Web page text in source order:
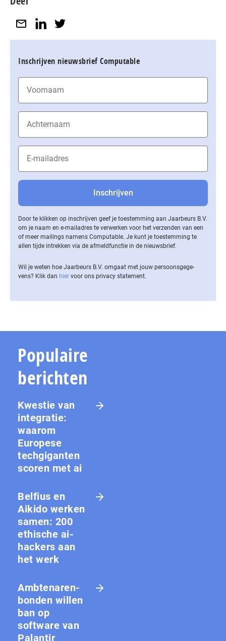
Inschrijven nieuwsbrief Computable
Door te klikken op inschrijven geef je toestemming aan Jaarbeurs B.V.
om je naam en e-mailadres te verwerken voor het verzenden van een
of meer mailings namens Computable. Je kunt je toestemming te
allen tijde intrekken via de af­meld­func­tie in de nieuwsbrief.
Wil je weten hoe Jaarbeurs B.V. omgaat met jouw per­soons­ge­ge­
vens? Klik dan hier voor ons privacy statement.
Populaire
berichten
Kwestie van
integratie:
waarom
Europese
techgiganten
scoren met ai
Belfius en
Aikido werken
samen: 200
ethische ai-
hackers aan
het werk
Amb­te­na­ren­
bon­den willen
ban op
software van
Palantir